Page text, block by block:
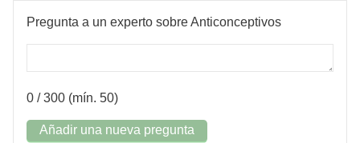
Pregunta a un experto sobre Anticonceptivos
0 / 300 (mín. 50)
Añadir una nueva pregunta